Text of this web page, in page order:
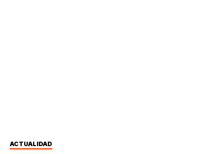
ACTUALIDAD